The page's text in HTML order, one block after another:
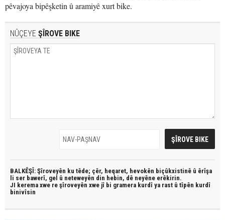
pêvajoya bipêşketin û aramiyê xurt bike.
NÛÇEYE ŞÎROVE BIKE
BALKÊŞÎ: Şîroveyên ku têde; çêr, heqaret, hevokên biçûkxistinê û êrîşa
li ser bawerî, gel û neteweyên din hebin, dê neyêne erêkirin.
JI kerema xwe re şîroveyên xwe jî bi gramera kurdî ya rast û tîpên kurdî
binivîsin